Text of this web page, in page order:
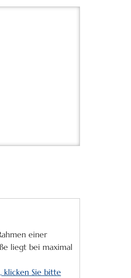
einer
liegt bei maximal
klicken Sie bitte